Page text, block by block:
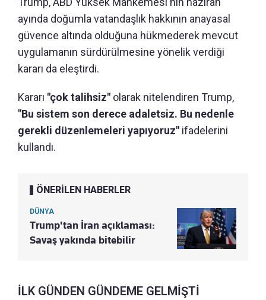
ayında doğumla vatandaşlık hakkının anayasal
güvence altında olduğuna hükmederek mevcut
uygulamanın sürdürülmesine yönelik verdiği
kararı da eleştirdi.
Kararı "çok talihsiz" olarak nitelendiren Trump,
"Bu sistem son derece adaletsiz. Bu nedenle
gerekli düzenlemeleri yapıyoruz" ifadelerini
kullandı.
ÖNERİLEN HABERLER
DÜNYA
Trump'tan İran açıklaması:
Savaş yakında bitebilir
İLK GÜNDEN GÜNDEME GELMİŞTİ